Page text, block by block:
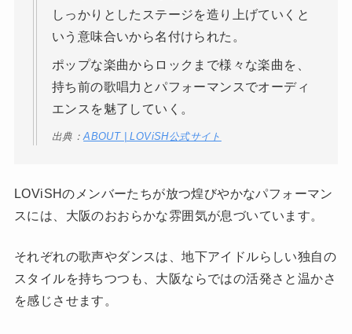
しっかりとしたステージを造り上げていくと
いう意味合いから名付けられた。
ポップな楽曲からロックまで様々な楽曲を、
持ち前の歌唱力とパフォーマンスでオーディ
エンスを魅了していく。
出典：ABOUT | LOViSH公式サイト
LOViSHのメンバーたちが放つ煌びやかなパフォーマン
スには、大阪のおおらかな雰囲気が息づいています。
それぞれの歌声やダンスは、地下アイドルらしい独自の
スタイルを持ちつつも、大阪ならではの活発さと温かさ
を感じさせます。